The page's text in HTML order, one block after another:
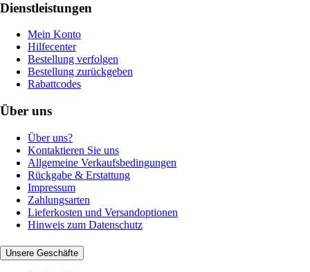
Dienstleistungen
Mein Konto
Hilfecenter
Bestellung verfolgen
Bestellung zurückgeben
Rabattcodes
Über uns
Über uns?
Kontaktieren Sie uns
Allgemeine Verkaufsbedingungen
Rückgabe & Erstattung
Impressum
Zahlungsarten
Lieferkosten und Versandoptionen
Hinweis zum Datenschutz
Unsere Geschäfte